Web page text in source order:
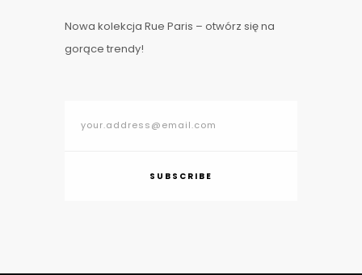
Nowa kolekcja Rue Paris – otwórz się na
gorące trendy!
SUBSCRIBE